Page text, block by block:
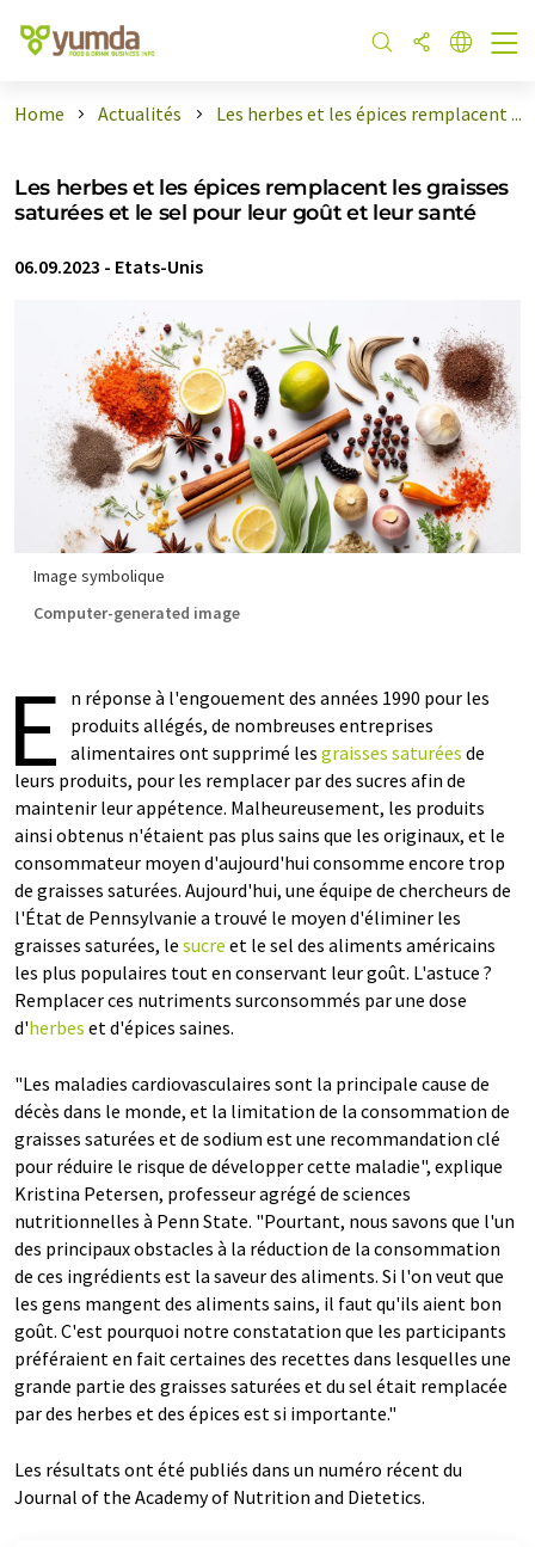
Home Actualités Les herbes et les épices remplacent ...
Les herbes et les épices remplacent les graisses
saturées et le sel pour leur goût et leur santé
06.09.2023 - Etats-Unis
Image symbolique
Computer-generated image
E
n réponse à l'engouement des années 1990 pour les
produits allégés, de nombreuses entreprises
alimentaires ont supprimé les graisses saturées de
leurs produits, pour les remplacer par des sucres afin de
maintenir leur appétence. Malheureusement, les produits
ainsi obtenus n'étaient pas plus sains que les originaux, et le
consommateur moyen d'aujourd'hui consomme encore trop
de graisses saturées. Aujourd'hui, une équipe de chercheurs de
l'État de Pennsylvanie a trouvé le moyen d'éliminer les
graisses saturées, le sucre et le sel des aliments américains
les plus populaires tout en conservant leur goût. L'astuce ?
Remplacer ces nutriments surconsommés par une dose
d'herbes et d'épices saines.
"Les maladies cardiovasculaires sont la principale cause de
décès dans le monde, et la limitation de la consommation de
graisses saturées et de sodium est une recommandation clé
pour réduire le risque de développer cette maladie", explique
Kristina Petersen, professeur agrégé de sciences
nutritionnelles à Penn State. "Pourtant, nous savons que l'un
des principaux obstacles à la réduction de la consommation
de ces ingrédients est la saveur des aliments. Si l'on veut que
les gens mangent des aliments sains, il faut qu'ils aient bon
goût. C'est pourquoi notre constatation que les participants
préféraient en fait certaines des recettes dans lesquelles une
grande partie des graisses saturées et du sel était remplacée
par des herbes et des épices est si importante."
Les résultats ont été publiés dans un numéro récent du
Journal of the Academy of Nutrition and Dietetics.